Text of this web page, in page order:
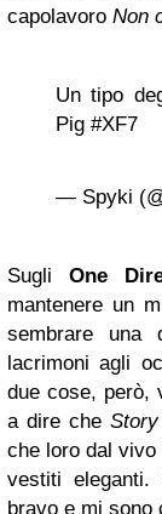
capolavoro Non
Un tipo
Pig #XF7
— Spyki
SugliOne
mantenere un
sembrare una
lacrimoni agli
due cose, però,
a dire che
che loro dal vivo
vestiti
bravo e mi sono